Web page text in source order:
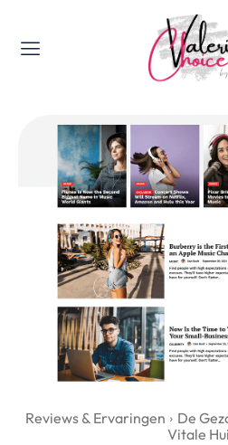
Valerie's Topics
Food &
Happyness &
Lifestyle, Sport &
Gadgets &
Top 5 van
Health &
Nieuws &
Over Valerie
Reviews & Ervaringen
De
Vitale